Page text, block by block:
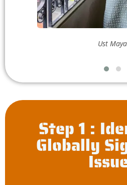
Ust Maya
Step 1 :
Globally